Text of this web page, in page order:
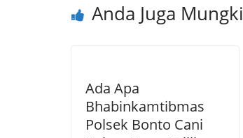
Anda Juga
Ada Apa
Bhabinkamtibmas
Polsek Bonto Cani